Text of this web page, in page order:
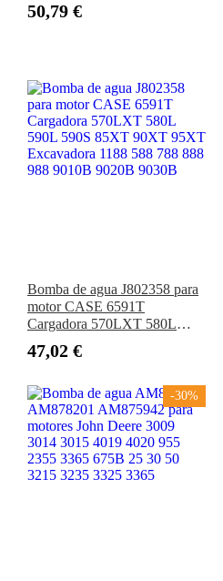
D905 D1005 D1105
50,79 €
Bomba de agua J802358 para
motor CASE 6591T
Cargadora 570LXT 580L
95XT Excavadora 1188 588
9030B
47,02 €
-30%